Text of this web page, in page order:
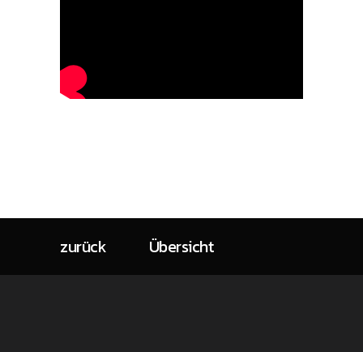
zurück Übersicht